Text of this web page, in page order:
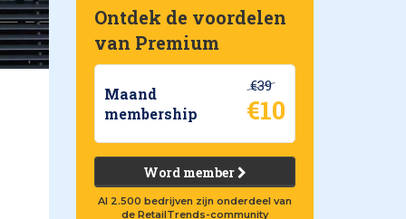
Ontdek de voordelen
van Premium
Maand
membership
€39
€10
Word member
Al 2.500 bedrijven zijn onderdeel van
de RetailTrends-community